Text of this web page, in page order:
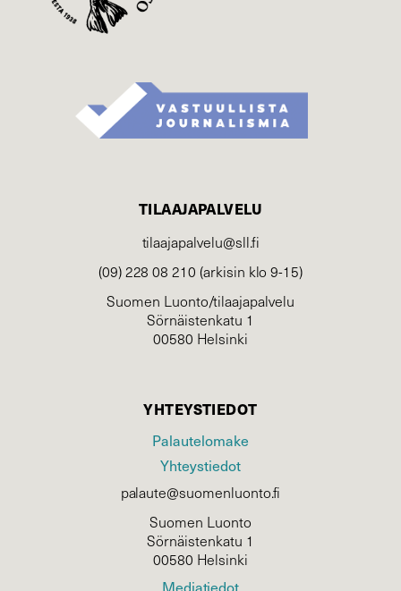
TILAAJAPALVELU
tilaajapalvelu@sll.fi
(09) 228 08 210 (arkisin klo 9-15)
Suomen Luonto/tilaajapalvelu
Sörnäistenkatu 1
00580 Helsinki
YHTEYSTIEDOT
Palautelomake
Yhteystiedot
palaute@suomenluonto.fi
Suomen Luonto
Sörnäistenkatu 1
00580 Helsinki
Mediatiedot